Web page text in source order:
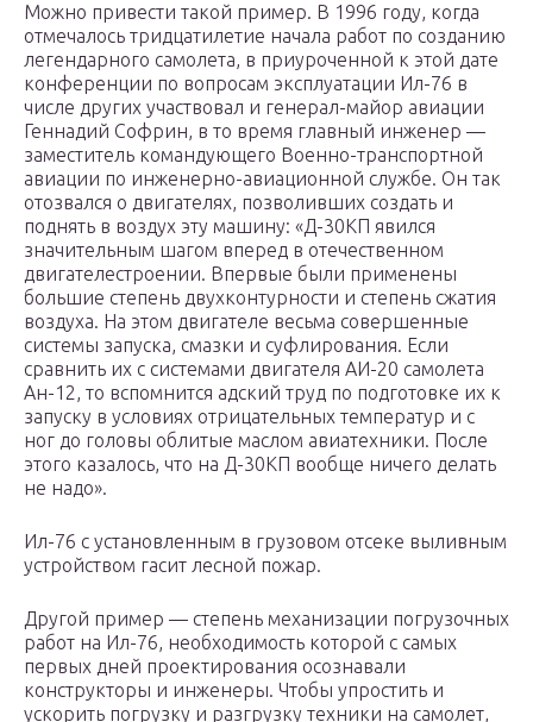
Можно привести такой пример. В 1996 году, когда
отмечалось тридцатилетие начала работ по созданию
легендарного самолета, в приуроченной к этой дате
конференции по вопросам эксплуатации Ил-76 в
числе других участвовал и генерал-майор авиации
Геннадий Софрин, в то время главный инженер —
заместитель командующего Военно-транспортной
авиации по инженерно-авиационной службе. Он так
отозвался о двигателях, позволивших создать и
поднять в воздух эту машину: «Д-30КП явился
значительным шагом вперед в отечественном
двигателестроении. Впервые были применены
большие степень двухконтурности и степень сжатия
воздуха. На этом двигателе весьма совершенные
системы запуска, смазки и суфлирования. Если
сравнить их с системами двигателя АИ-20 самолета
Ан-12, то вспомнится адский труд по подготовке их к
запуску в условиях отрицательных температур и с
ног до головы облитые маслом авиатехники. После
этого казалось, что на Д-30КП вообще ничего делать
не надо».
Ил-76 с установленным в грузовом отсеке выливным
устройством гасит лесной пожар.
Другой пример — степень механизации погрузочных
работ на Ил-76, необходимость которой с самых
первых дней проектирования осознавали
конструкторы и инженеры. Чтобы упростить и
ускорить погрузку и разгрузку техники на самолет,